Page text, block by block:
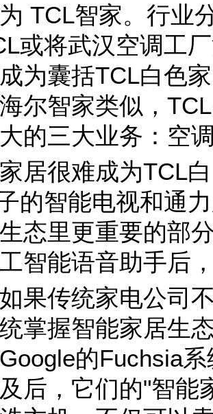
TCL智家。行业
或将武汉空调工
为囊括TCL白色
尔智家类似，
的三大业务：空
居很难成为TCL
的智能电视和通
态里更重要的部
智能语音助手后
果传统家电公司
掌握智能家居生
的Fuchsia
后，它们的"智能